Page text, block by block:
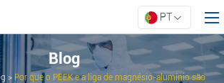
PT
Blog
> Por que o PEEK e a liga de magnésio-alumínio são